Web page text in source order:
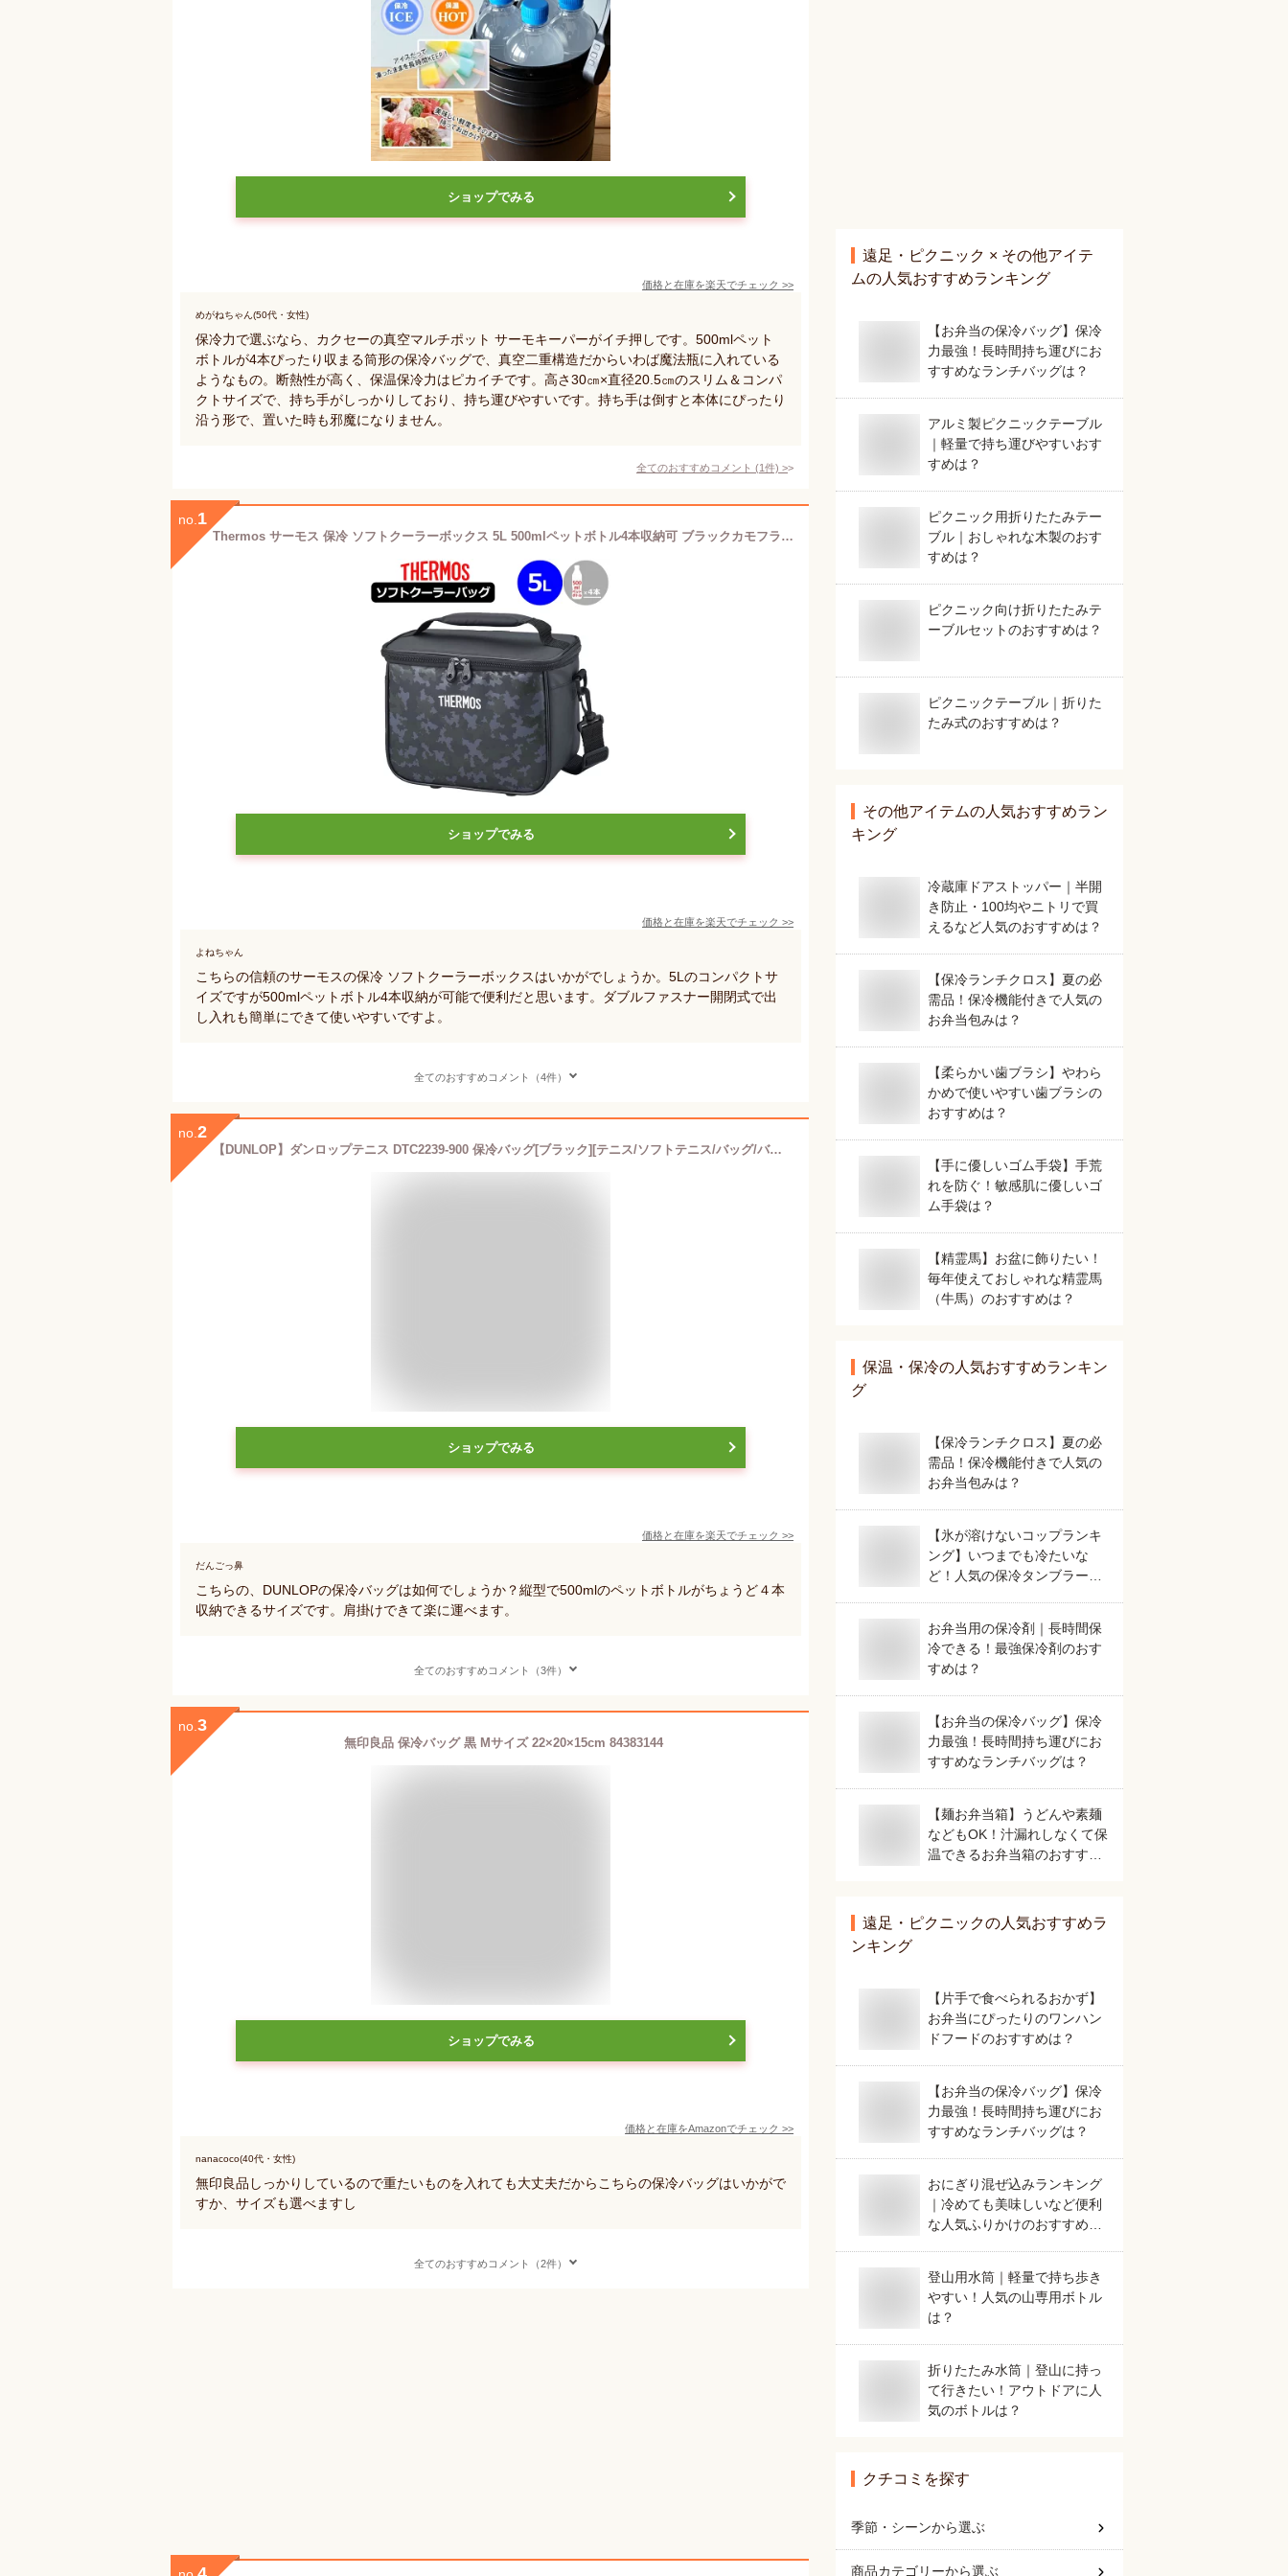
ショップでみる
価格と在庫を楽天でチェック >>
めがねちゃん(50代・女性)
保冷力で選ぶなら、カクセーの真空マルチポット サーモキーパーがイチ押しです。500mlペット
ボトルが4本ぴったり収まる筒形の保冷バッグで、真空二重構造だからいわば魔法瓶に入れている
ようなもの。断熱性が高く、保温保冷力はピカイチです。高さ30㎝×直径20.5㎝のスリム＆コンパ
クトサイズで、持ち手がしっかりしており、持ち運びやすいです。持ち手は倒すと本体にぴったり
沿う形で、置いた時も邪魔になりません。
全てのおすすめコメント (1件) >
no. 1
Thermos サーモス 保冷 ソフトクーラーボックス 5L 500mlペットボトル4本収納可 ブラックカモフラージュ REI-0052 【新品】UAAR ソフトクーラーバッグ メンズ レディース ユニセックス JUL1
ショップでみる
価格と在庫を楽天でチェック >>
よねちゃん
こちらの信頼のサーモスの保冷 ソフトクーラーボックスはいかがでしょうか。5Lのコンパクトサ
イズですが500mlペットボトル4本収納が可能で便利だと思います。ダブルファスナー開閉式で出
し入れも簡単にできて使いやすいですよ。
全てのおすすめコメント（4件）
no. 2
【DUNLOP】ダンロップテニス DTC2239-900 保冷バッグ[ブラック][テニス/ソフトテニス/バッグ/バック/ショルダー/500mlペットボトル4本収納可/トレーニング/試合/部活/クラブ]【RCP】
ショップでみる
価格と在庫を楽天でチェック >>
だんごっ鼻
こちらの、DUNLOPの保冷バッグは如何でしょうか？縦型で500mlのペットボトルがちょうど４本
収納できるサイズです。肩掛けできて楽に運べます。
全てのおすすめコメント（3件）
no. 3
無印良品 保冷バッグ 黒 Mサイズ 22×20×15cm 84383144
ショップでみる
価格と在庫をAmazonでチェック >>
nanacoco(40代・女性)
無印良品しっかりしているので重たいものを入れても大丈夫だからこちらの保冷バッグはいかがで
すか、サイズも選べますし
全てのおすすめコメント（2件）
遠足・ピクニック × その他アイテ
ムの人気おすすめランキング
【お弁当の保冷バッグ】保冷
力最強！長時間持ち運びにお
すすめなランチバッグは？
アルミ製ピクニックテーブル
｜軽量で持ち運びやすいおす
すめは？
ピクニック用折りたたみテー
ブル｜おしゃれな木製のおす
すめは？
ピクニック向け折りたたみテ
ーブルセットのおすすめは？
ピクニックテーブル｜折りた
たみ式のおすすめは？
その他アイテムの人気おすすめラン
キング
冷蔵庫ドアストッパー｜半開
き防止・100均やニトリで買
えるなど人気のおすすめは？
【保冷ランチクロス】夏の必
需品！保冷機能付きで人気の
お弁当包みは？
【柔らかい歯ブラシ】やわら
かめで使いやすい歯ブラシの
おすすめは？
【手に優しいゴム手袋】手荒
れを防ぐ！敏感肌に優しいゴ
ム手袋は？
【精霊馬】お盆に飾りたい！
毎年使えておしゃれな精霊馬
（牛馬）のおすすめは？
保温・保冷の人気おすすめランキン
グ
【保冷ランチクロス】夏の必
需品！保冷機能付きで人気の
お弁当包みは？
【氷が溶けないコップランキ
ング】いつまでも冷たいな
ど！人気の保冷タンブラーの
お弁当用の保冷剤｜長時間保
冷できる！最強保冷剤のおす
すめは？
【お弁当の保冷バッグ】保冷
力最強！長時間持ち運びにお
すすめなランチバッグは？
【麺お弁当箱】うどんや素麺
などもOK！汁漏れしなくて保
温できるお弁当箱のおすすめ
遠足・ピクニックの人気おすすめラ
ンキング
【片手で食べられるおかず】
お弁当にぴったりのワンハン
ドフードのおすすめは？
【お弁当の保冷バッグ】保冷
力最強！長時間持ち運びにお
すすめなランチバッグは？
おにぎり混ぜ込みランキング
｜冷めても美味しいなど便利
な人気ふりかけのおすすめ
登山用水筒｜軽量で持ち歩き
やすい！人気の山専用ボトル
は？
折りたたみ水筒｜登山に持っ
て行きたい！アウトドアに人
気のボトルは？
クチコミを探す
季節・シーンから選ぶ
商品カテゴリーから選ぶ